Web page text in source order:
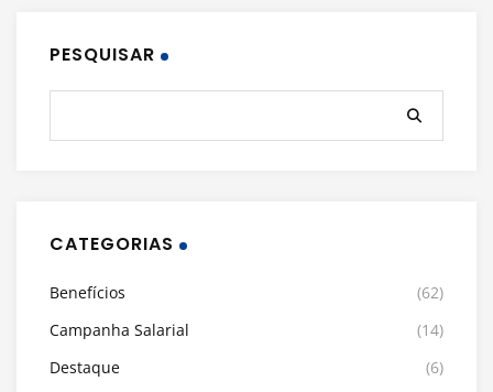
PESQUISAR
CATEGORIAS
Benefícios
(62)
Campanha Salarial
(14)
Destaque
(6)